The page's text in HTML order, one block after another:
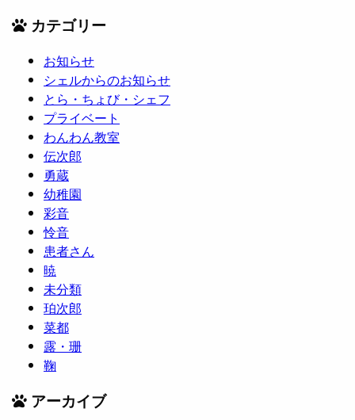
カテゴリー
お知らせ
シェルからのお知らせ
とら・ちょび・シェフ
プライベート
わんわん教室
伝次郎
勇蔵
幼稚園
彩音
怜音
患者さん
暁
未分類
珀次郎
菜都
露・珊
鞠
アーカイブ